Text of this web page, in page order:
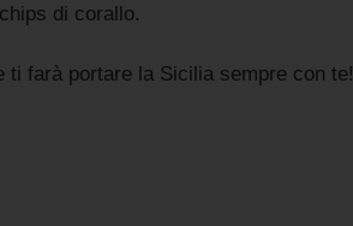
di corallo.
ti farà portare la Sicilia sempre con te!